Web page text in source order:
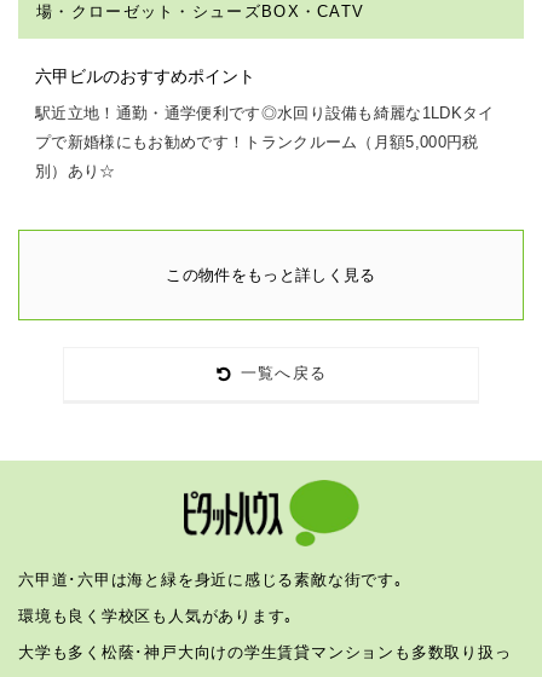
場・クローゼット・シューズBOX・CATV
六甲ビルのおすすめポイント
駅近立地！通勤・通学便利です◎水回り設備も綺麗な1LDKタイ
プで新婚様にもお勧めです！トランクルーム（月額5,000円税
別）あり☆
この物件をもっと詳しく見る
一覧へ戻る
六甲道･六甲は海と緑を身近に感じる素敵な街です｡
環境も良く学校区も人気があります｡
大学も多く松蔭･神戸大向けの学生賃貸マンションも多数取り扱っ